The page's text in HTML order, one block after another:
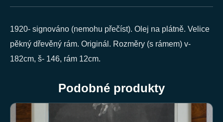
1920- signováno (nemohu přečíst). Olej na plátně. Velice
pěkný dřevěný rám. Originál. Rozměry (s rámem) v-
182cm, š- 146, rám 12cm.
Podobné produkty